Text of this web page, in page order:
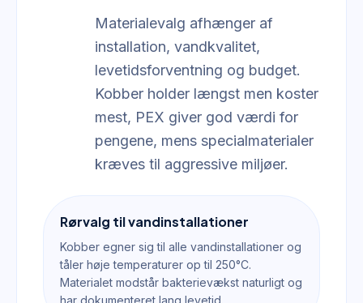
Materialevalg afhænger af
installation, vandkvalitet,
levetidsforventning og budget.
Kobber holder længst men koster
mest, PEX giver god værdi for
pengene, mens specialmaterialer
kræves til aggressive miljøer.
Rørvalg til vandinstallationer
Kobber egner sig til alle vandinstallationer og
tåler høje temperaturer op til 250°C.
Materialet modstår bakterievækst naturligt og
har dokumenteret lang levetid.